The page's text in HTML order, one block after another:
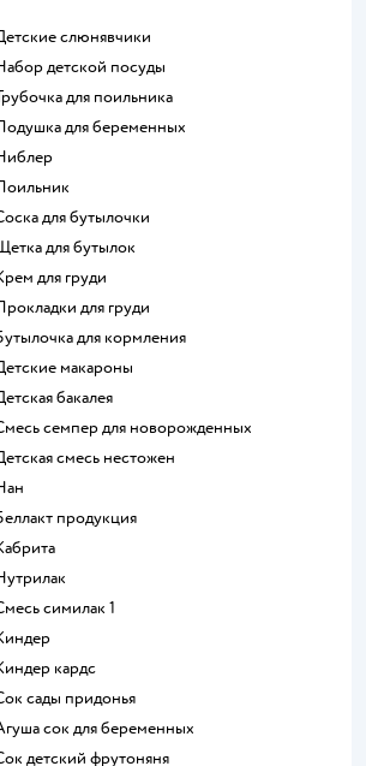
Детские слюнявчики
набор детской посуды
трубочка для поильника
подушка для беременных
ниблер
поильник
соска для бутылочки
щетка для бутылок
крем для груди
прокладки для груди
бутылочка для кормления
детские макароны
детская бакалея
смесь семпер для новорожденных
детская смесь нестожен
нан
беллакт продукция
кабрита
нутрилак
смесь симилак 1
киндер
киндер кардс
сок сады придонья
агуша сок для беременных
сок детский фрутоняня